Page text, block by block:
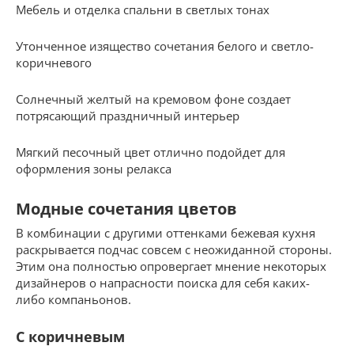
Мебель и отделка спальни в светлых тонах
Утонченное изящество сочетания белого и светло-
коричневого
Солнечный желтый на кремовом фоне создает
потрясающий праздничный интерьер
Мягкий песочный цвет отлично подойдет для
оформления зоны релакса
Модные сочетания цветов
В комбинации с другими оттенками бежевая кухня
раскрывается подчас совсем с неожиданной стороны.
Этим она полностью опровергает мнение некоторых
дизайнеров о напрасности поиска для себя каких-
либо компаньонов.
С коричневым